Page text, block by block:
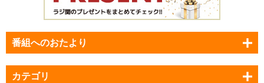
番組へのおたより
カテゴリ